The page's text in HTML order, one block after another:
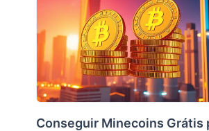
Conseguir Minecoins Grátis